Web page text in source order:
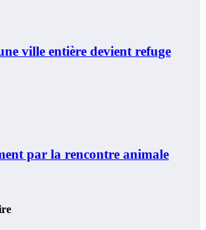
ville entière devient refuge
par la rencontre animale